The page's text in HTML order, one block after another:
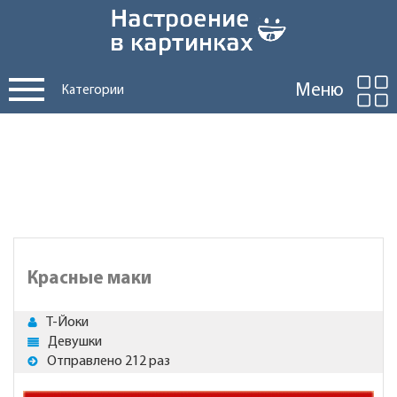
Категории Меню
Красные маки
Т-Йоки
Девушки
Отправлено 212 раз